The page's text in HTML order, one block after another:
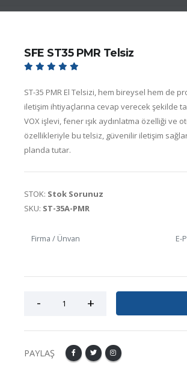
SFE ST35 PMR Telsiz
ST-35 PMR El Telsizi, hem bireysel hem de
iletişim ihtiyaçlarına cevap verecek şekilde
VOX işlevi, fener ışık aydınlatma özelliği ve
özellikleriyle bu telsiz, güvenilir iletişim
planda tutar.
STOK: Stok Sorunuz
SKU: ST-35A-PMR
PAYLAŞ